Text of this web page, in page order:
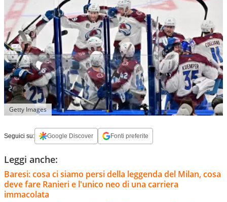
Getty Images
Seguici su: Google Discover Fonti preferite
Leggi anche:
Baresi: cosa ci siamo persi della leggenda del Milan, cosa
deve fare Ranieri e l'unico neo di una carriera
immacolata